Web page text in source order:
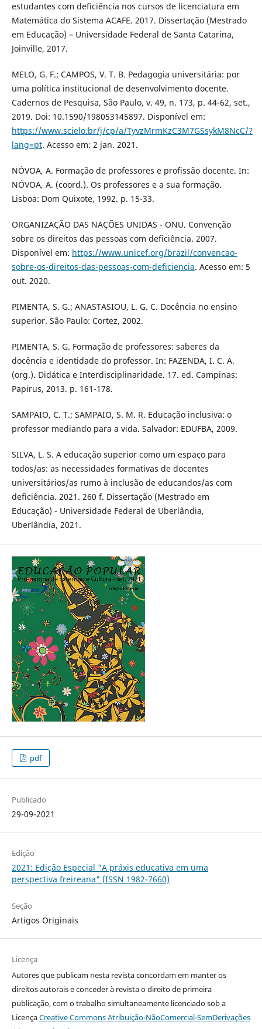
estudantes com deficiência nos cursos de licenciatura em
Matemática do Sistema ACAFE. 2017. Dissertação (Mestrado
em Educação) – Universidade Federal de Santa Catarina,
Joinville, 2017.
MELO, G. F.; CAMPOS, V. T. B. Pedagogia universitária: por
uma política institucional de desenvolvimento docente.
Cadernos de Pesquisa, São Paulo, v. 49, n. 173, p. 44-62, set.,
2019. Doi: 10.1590/198053145897. Disponível em:
https://www.scielo.br/j/cp/a/TyvzMrmKzC3M7GSsykM8NcC/?
lang=pt. Acesso em: 2 jan. 2021.
NÓVOA, A. Formação de professores e profissão docente. In:
NÓVOA, A. (coord.). Os professores e a sua formação.
Lisboa: Dom Quixote, 1992. p. 15-33.
ORGANIZAÇÃO DAS NAÇÕES UNIDAS - ONU. Convenção
sobre os direitos das pessoas com deficiência. 2007.
Disponível em: https://www.unicef.org/brazil/convencao-
sobre-os-direitos-das-pessoas-com-deficiencia. Acesso em: 5
out. 2020.
PIMENTA, S. G.; ANASTASIOU, L. G. C. Docência no ensino
superior. São Paulo: Cortez, 2002.
PIMENTA, S. G. Formação de professores: saberes da
docência e identidade do professor. In: FAZENDA, I. C. A.
(org.). Didática e Interdisciplinaridade. 17. ed. Campinas:
Papirus, 2013. p. 161-178.
SAMPAIO, C. T.; SAMPAIO, S. M. R. Educação inclusiva: o
professor mediando para a vida. Salvador: EDUFBA, 2009.
SILVA, L. S. A educação superior como um espaço para
todos/as: as necessidades formativas de docentes
universitários/as rumo à inclusão de educandos/as com
deficiência. 2021. 260 f. Dissertação (Mestrado em
Educação) - Universidade Federal de Uberlândia,
Uberlândia, 2021.
pdf
Publicado
29-09-2021
Edição
2021: Edição Especial "A práxis educativa em uma
perspectiva freireana" (ISSN 1982-7660)
Seção
Artigos Originais
Licença
Autores que publicam nesta revista concordam em manter os
direitos autorais e conceder à revista o direito de primeira
publicação, com o trabalho simultaneamente licenciado sob a
LicençaCreative Commons Atribuição-NãoComercial-SemDerivações